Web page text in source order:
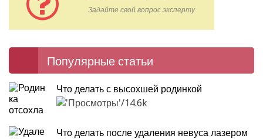
Задайте свой вопрос эксперту
Популярные статьи
Что делать с высохшей родинкой
14.6k
Что делать после удаления невуса лазером